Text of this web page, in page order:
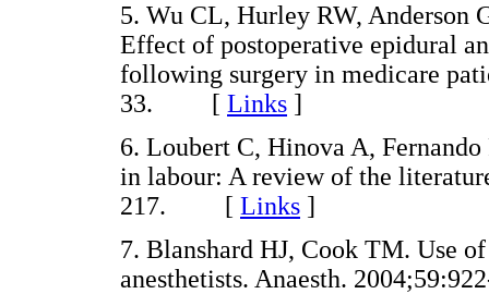
5. Wu CL, Hurley RW, Anderson
Effect of postoperative epidural
following surgery in medicare
33. [ Links ]
6. Loubert C, Hinova A,
in labour: A review of the
217. [ Links ]
7. Blanshard HJ, Cook TM. Use
anesthetists. Anaesth.